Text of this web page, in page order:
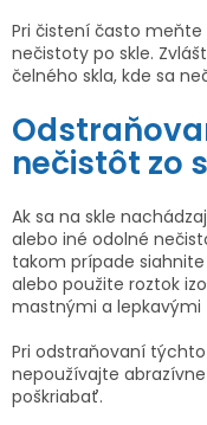
Pri čistení často
nečistoty po skle.
čelného skla, kde sa
nečistôt zo
Ak sa na skle
alebo iné odolné
takom prípade
alebo použite roztok
mastnými a lepkavými
Pri odstraňovaní
nepoužívajte
poškriabať.